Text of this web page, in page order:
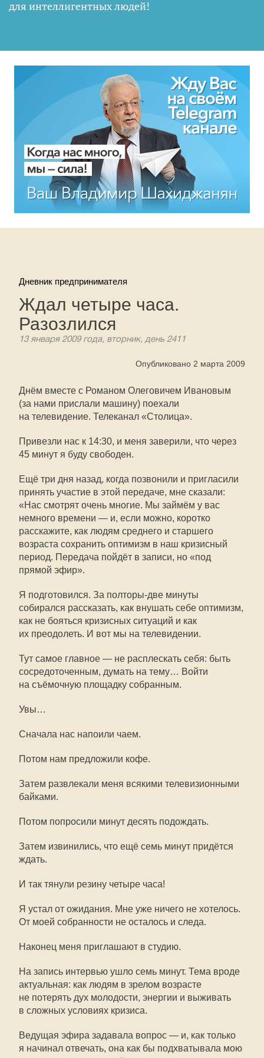
для интеллигентных людей!
Дневник предпринимателя
Ждал четыре часа.
Разозлился
13 января 2009 года, вторник, день 2411
Опубликовано 2 марта 2009
Днём вместе с Романом Олеговичем Ивановым
(за нами прислали машину) поехали
на телевидение. Телеканал «Столица».
Привезли нас к 14:30, и меня заверили, что через
45 минут я буду свободен.
Ещё три дня назад, когда позвонили и пригласили
принять участие в этой передаче, мне сказали:
«Нас смотрят очень многие. Мы займём у вас
немного времени — и, если можно, коротко
расскажите, как людям среднего и старшего
возраста сохранить оптимизм в наш кризисный
период. Передача пойдёт в записи, но «под
прямой эфир».
Я подготовился. За полторы-две минуты
собирался рассказать, как внушать себе оптимизм,
как не бояться кризисных ситуаций и как
их преодолеть. И вот мы на телевидении.
Тут самое главное — не расплескать себя: быть
сосредоточенным, думать на тему… Войти
на съёмочную площадку собранным.
Увы…
Сначала нас напоили чаем.
Потом нам предложили кофе.
Затем развлекали меня всякими телевизионными
байками.
Потом попросили минут десять подождать.
Затем извинились, что ещё семь минут придётся
ждать.
И так тянули резину четыре часа!
Я устал от ожидания. Мне уже ничего не хотелось.
От моей собранности не осталось и следа.
Наконец меня приглашают в студию.
На запись интервью ушло семь минут. Тема вроде
актуальная: как людям в зрелом возрасте
не потерять дух молодости, энергии и выживать
в сложных условиях кризиса.
Ведущая эфира задавала вопрос — и, как только
я начинал отвечать, она как бы подхватывала мою